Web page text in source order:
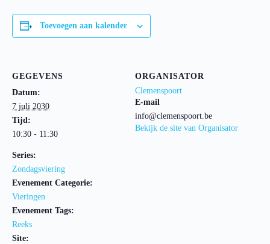
Toevoegen aan kalender
GEGEVENS
Datum:
7 juli 2030
Tijd:
10:30 - 11:30
Series:
Zondagsviering
Evenement Categorie:
Vieringen
Evenement Tags:
Reeks
Site:
ORGANISATOR
Clemenspoort
E-mail
info@clemenspoort.be
Bekijk de site van Organisator